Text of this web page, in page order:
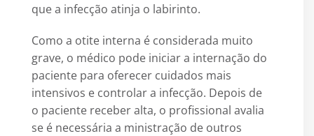
que a infecção atinja o labirinto.
Como a otite interna é considerada muito
grave, o médico pode iniciar a internação do
paciente para oferecer cuidados mais
intensivos e controlar a infecção. Depois de
o paciente receber alta, o profissional avalia
se é necessária a ministração de outros